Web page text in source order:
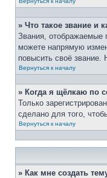
» Что такое звание и
Звания, отображаемые
можете напрямую
повысить своё звание.
Вернуться к началу
» Когда я щёлкаю по
Только
сделано для того,
Вернуться к началу
» Как мне создать